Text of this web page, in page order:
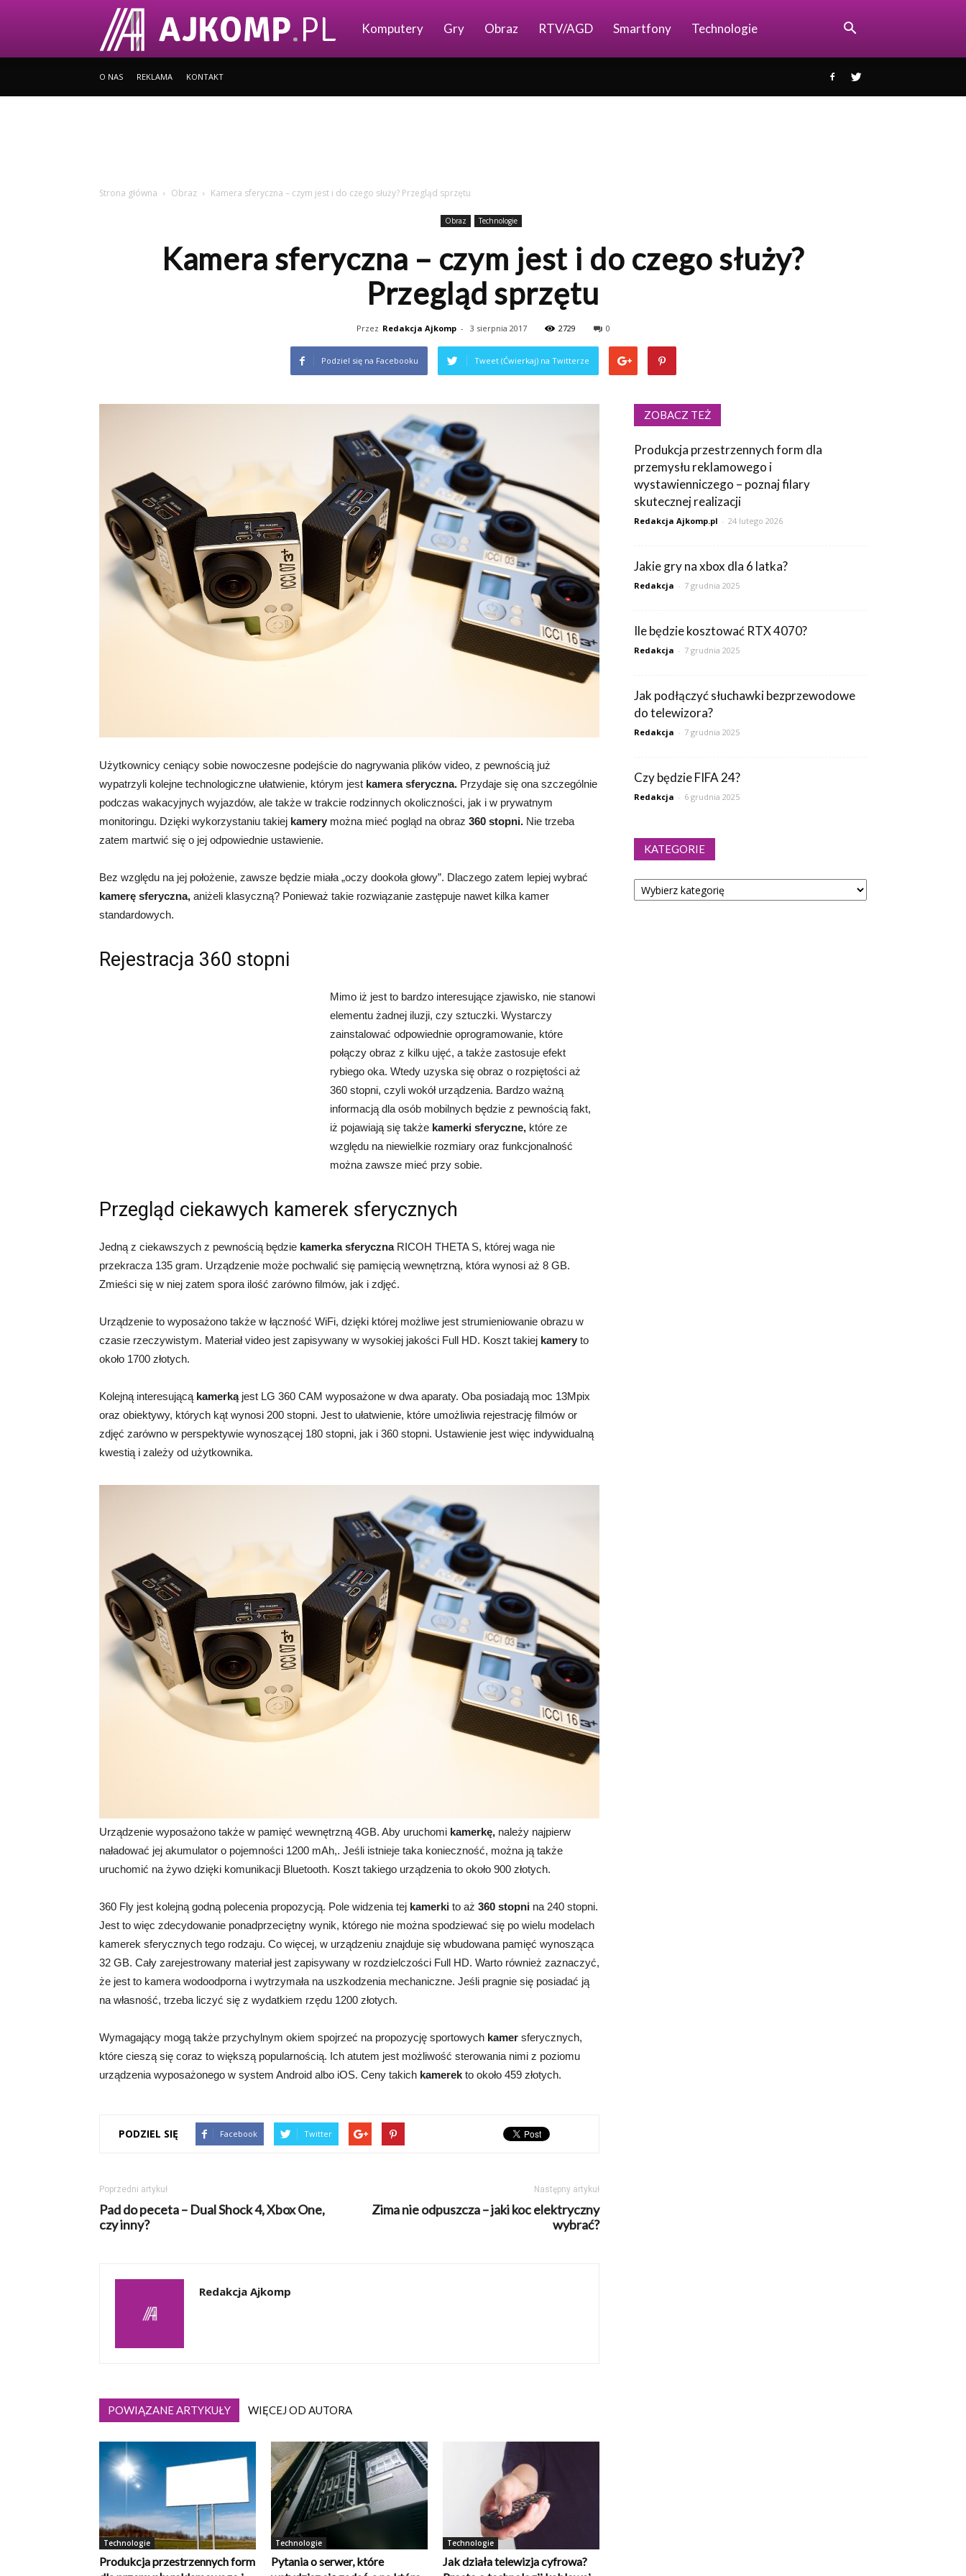
Ajkomp.pl
Komputery Gry Obraz RTV/AGD Smartfony Technologie
O NAS REKLAMA KONTAKT
Strona główna Obraz Kamera sferyczna – czym jest i do czego służy? Przegląd sprzętu
Obraz Technologie
Kamera sferyczna – czym jest i do czego służy?
Przegląd sprzętu
Przez Redakcja Ajkomp - 3 sierpnia 2017 2729 0
Podziel się na Facebooku Tweet (Ćwierkaj) na Twitterze
Użytkownicy ceniący sobie nowoczesne podejście do nagrywania plików video, z pewnością już
wypatrzyli kolejne technologiczne ułatwienie, którym jest kamera sferyczna. Przydaje się ona szczególnie
podczas wakacyjnych wyjazdów, ale także w trakcie rodzinnych okoliczności, jak i w prywatnym
monitoringu. Dzięki wykorzystaniu takiej kamery można mieć pogląd na obraz 360 stopni. Nie trzeba
zatem martwić się o jej odpowiednie ustawienie.
Bez względu na jej położenie, zawsze będzie miała „oczy dookoła głowy”. Dlaczego zatem lepiej wybrać
kamerę sferyczna, aniżeli klasyczną? Ponieważ takie rozwiązanie zastępuje nawet kilka kamer
standardowych.
Rejestracja 360 stopni
Mimo iż jest to bardzo interesujące zjawisko, nie stanowi
elementu żadnej iluzji, czy sztuczki. Wystarczy
zainstalować odpowiednie oprogramowanie, które
połączy obraz z kilku ujęć, a także zastosuje efekt
rybiego oka. Wtedy uzyska się obraz o rozpiętości aż
360 stopni, czyli wokół urządzenia. Bardzo ważną
informacją dla osób mobilnych będzie z pewnością fakt,
iż pojawiają się także kamerki sferyczne, które ze
względu na niewielkie rozmiary oraz funkcjonalność
można zawsze mieć przy sobie.
Przegląd ciekawych kamerek sferycznych
Jedną z ciekawszych z pewnością będzie kamerka sferycznaRICOH THETA S, której waga nie
przekracza 135 gram. Urządzenie może pochwalić się pamięcią wewnętrzną, która wynosi aż 8 GB.
Zmieści się w niej zatem spora ilość zarówno filmów, jak i zdjęć.
Urządzenie to wyposażono także w łączność WiFi, dzięki której możliwe jest strumieniowanie obrazu w
czasie rzeczywistym. Materiał video jest zapisywany w wysokiej jakości Full HD. Koszt takiej kamery to
około 1700 złotych.
Kolejną interesującą kamerkąjest LG 360 CAM wyposażone w dwa aparaty. Oba posiadają moc 13Mpix
oraz obiektywy, których kąt wynosi 200 stopni. Jest to ułatwienie, które umożliwia rejestrację filmów or
zdjęć zarówno w perspektywie wynoszącej 180 stopni, jak i 360 stopni. Ustawienie jest więc indywidualną
kwestią i zależy od użytkownika.
Urządzenie wyposażono także w pamięć wewnętrzną 4GB. Aby uruchomi kamerkę, należy najpierw
naładować jej akumulator o pojemności 1200 mAh,. Jeśli istnieje taka konieczność, można ją także
uruchomić na żywo dzięki komunikacji Bluetooth. Koszt takiego urządzenia to około 900 złotych.
360 Fly jest kolejną godną polecenia propozycją. Pole widzenia tej kamerki to aż 360 stopni na 240 stopni.
Jest to więc zdecydowanie ponadprzeciętny wynik, którego nie można spodziewać się po wielu modelach
kamerek sferycznych tego rodzaju. Co więcej, w urządzeniu znajduje się wbudowana pamięć wynosząca
32 GB. Cały zarejestrowany materiał jest zapisywany w rozdzielczości Full HD. Warto również zaznaczyć,
że jest to kamera wodoodporna i wytrzymała na uszkodzenia mechaniczne. Jeśli pragnie się posiadać ją
na własność, trzeba liczyć się z wydatkiem rzędu 1200 złotych.
Wymagający mogą także przychylnym okiem spojrzeć na propozycję sportowych kamer sferycznych,
które cieszą się coraz to większą popularnością. Ich atutem jest możliwość sterowania nimi z poziomu
urządzenia wyposażonego w system Android albo iOS. Ceny takich kamerek to około 459 złotych.
PODZIEL SIĘ Facebook Twitter
Poprzedni artykuł
Pad do peceta – Dual Shock 4, Xbox One,
czy inny?
Następny artykuł
Zima nie odpuszcza – jaki koc elektryczny
wybrać?
Redakcja Ajkomp
POWIĄZANE ARTYKUŁY WIĘCEJ OD AUTORA
Technologie
Produkcja przestrzennych form
Technologie
Pytania o serwer, które
Technologie
Jak działa telewizja cyfrowa?
ZOBACZ TEŻ
Produkcja przestrzennych form dla
przemysłu reklamowego i
wystawienniczego – poznaj filary
skutecznej realizacji
Redakcja Ajkomp.pl - 24 lutego 2026
Jakie gry na xbox dla 6 latka?
Redakcja - 7 grudnia 2025
Ile będzie kosztować RTX 4070?
Redakcja - 7 grudnia 2025
Jak podłączyć słuchawki bezprzewodowe
do telewizora?
Redakcja - 7 grudnia 2025
Czy będzie FIFA 24?
Redakcja - 6 grudnia 2025
KATEGORIE
Kategorie